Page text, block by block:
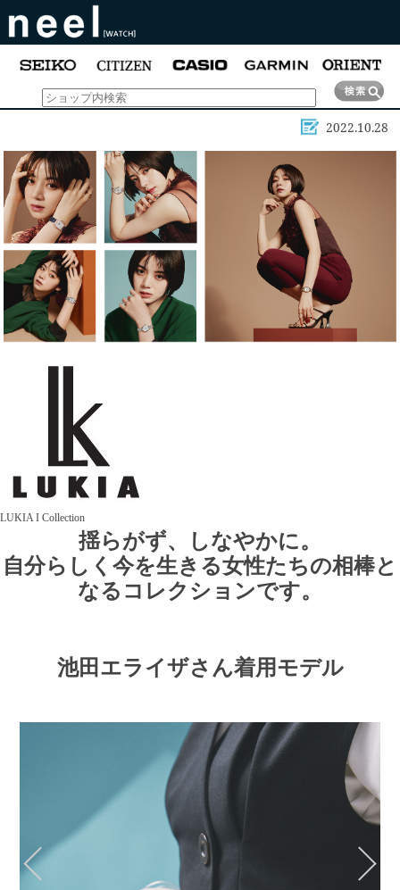
2022.10.28
LUKIA I Collection
揺らがず、しなやかに。
自分らしく今を生きる女性たちの相棒と
なるコレクションです。
池田エライザさん着用モデル